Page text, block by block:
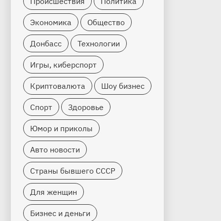
Экономика Общество
Донбасс Технологии
Игры, киберспорт
Криптовалюта Шоу бизнес
Спорт Здоровье
Юмор и приколы
Авто новости
Страны бывшего СССР
Для женщин
Бизнес и деньги